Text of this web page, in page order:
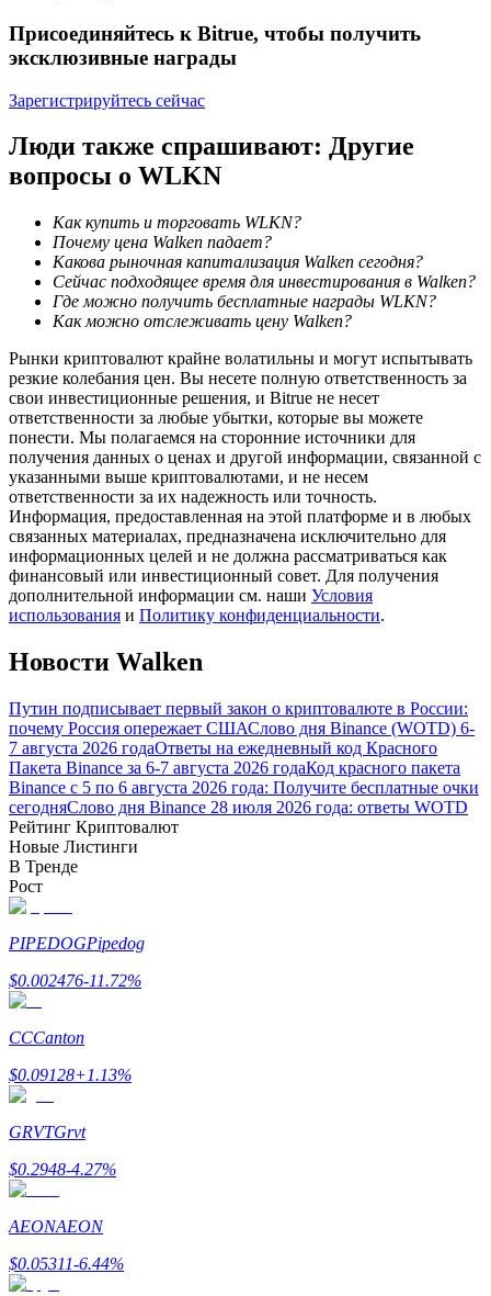
Анализ больших данных, включая торговую информацию
и т. д.
Гид
Руководство для начинающих по фьючерсам
Торговые стратегии
Узнайте, как оставаться прибыльным
Силовая свинья
Получайте конкурентные награды ежедневно
Присоединяйтесь к Bitrue, чтобы получить
эксклюзивные награды
Зарегистрируйтесь сейчас
Люди также спрашивают: Другие
вопросы о WLKN
Как купить и торговать WLKN?
Почему цена Walken падает?
Какова рыночная капитализация Walken сегодня?
Сейчас подходящее время для инвестирования в Walken?
Где можно получить бесплатные награды WLKN?
Как можно отслеживать цену Walken?
Рынки криптовалют крайне волатильны и могут испытывать
резкие колебания цен. Вы несете полную ответственность за
свои инвестиционные решения, и Bitrue не несет
ответственности за любые убытки, которые вы можете
понести. Мы полагаемся на сторонние источники для
получения данных о ценах и другой информации, связанной с
указанными выше криптовалютами, и не несем
ответственности за их надежность или точность.
Информация, предоставленная на этой платформе и в любых
связанных материалах, предназначена исключительно для
информационных целей и не должна рассматриваться как
финансовый или инвестиционный совет. Для получения
дополнительной информации см. наши Условия
использования и Политику конфиденциальности.
Новости Walken
Путин подписывает первый закон о криптовалюте в России:
почему Россия опережает СШАСлово дня Binance (WOTD) 6-
7 августа 2026 годаОтветы на ежедневный код Красного
Пакета Binance за 6-7 августа 2026 годаКод красного пакета
Binance с 5 по 6 августа 2026 года: Получите бесплатные очки
сегодняСлово дня Binance 28 июля 2026 года: ответы WOTD
Рейтинг Криптовалют
Новые Листинги
В Тренде
Рост
PIPEDOGPipedog
$0.002476-11.72%
CCCanton
$0.09128+1.13%
GRVTGrvt
$0.2948-4.27%
AEONAEON
$0.05311-6.44%